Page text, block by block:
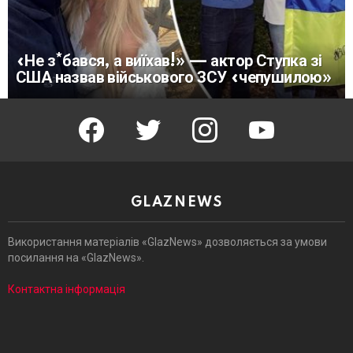
«Не з*бався, а виїхав!» — актор Ступка зі
США назвав військового ЗСУ «чепушилою»
facebook twitter instagram youtube
GLAZNEWS
Використання матеріалів «GlazNews» дозволяється за умови
посилання на «GlazNews».
Контактна інформація